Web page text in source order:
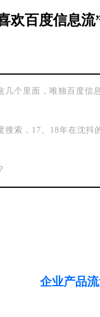
欢百度信息流
个里面，唯独百度
索，17、18年在沈
企业产品